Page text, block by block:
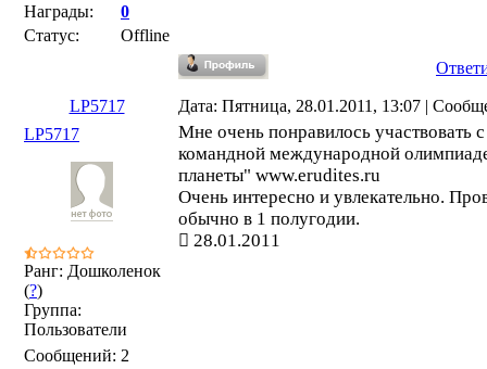
Награды:
0
Статус:
Offline
LP5717
Дата: Пятница, 28.01.2011, 13:07 |
LP5717
Ранг: Дошколенок
(?)
Группа:
Пользователи
Сообщений: 2
Мне очень понравилось участвовать
командной международной
планеты" www.erudites.ru
Очень интересно и увлекательно.
обычно в 1 полугодии.
28.01.2011